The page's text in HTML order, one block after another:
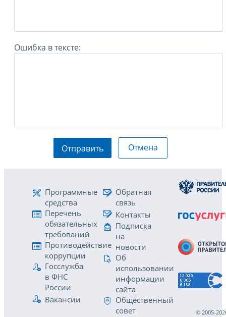
Ошибка в тексте:
Отправить Отмена
Программные
средства
Перечень
обязательных
требований
Противодействие
коррупции
Госслужба
в ФНС
России
Вакансии
Обратная
связь
Контакты
Подписка
на
новости
Об
использовании
информации
сайта
Общественный
совет
© 2005-